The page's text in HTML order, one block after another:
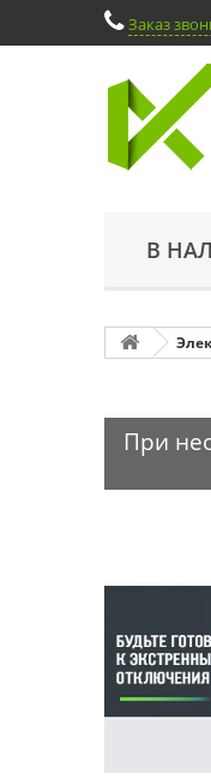
Заказ
В
При